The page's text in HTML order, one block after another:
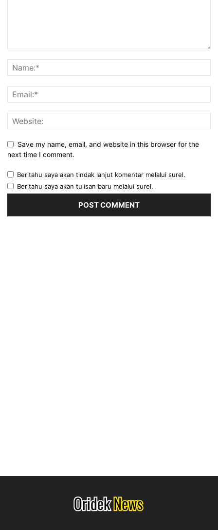
Save my name, email, and website in this browser for the
next time I comment.
Beritahu saya akan tindak lanjut komentar melalui surel.
Beritahu saya akan tulisan baru melalui surel.